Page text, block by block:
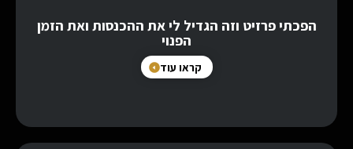
הפכתי פרזיט וזה הגדיל לי את ההכנסות ואת הזמן
הפנוי
קראו עוד